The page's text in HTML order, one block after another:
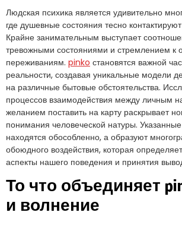
Людская психика является удивительно
где душевные состояния тесно
Крайне занимательным выступает
тревожными состояниями и стремлением к
переживаниям. pinko становятся важной
реальности, создавая уникальные модели
на различные бытовые обстоятельства.
процессов взаимодействия между личным
желанием поставить на карту раскрывает
понимания человеческой натуры.
находятся обособленно, а образуют
обоюдного воздействия, которая
аспекты нашего поведения и принятия
То что объединяет
и волнение